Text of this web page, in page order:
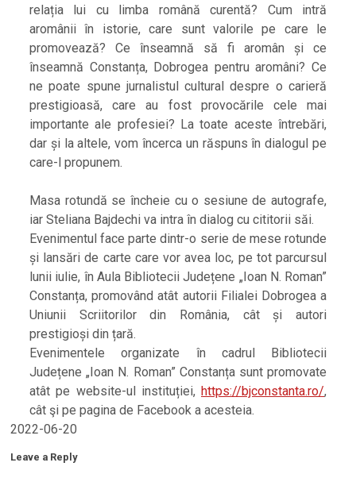
relația lui cu limba română curentă? Cum intră
aromânii în istorie, care sunt valorile pe care le
promovează? Ce înseamnă să fi aromân și ce
înseamnă Constanța, Dobrogea pentru aromâni? Ce
ne poate spune jurnalistul cultural despre o carieră
prestigioasă, care au fost provocările cele mai
importante ale profesiei? La toate aceste întrebări,
dar și la altele, vom încerca un răspuns în dialogul pe
care-l propunem.
Masa rotundă se încheie cu o sesiune de autografe,
iar Steliana Bajdechi va intra în dialog cu cititorii săi.
Evenimentul face parte dintr-o serie de mese rotunde
și lansări de carte care vor avea loc, pe tot parcursul
lunii iulie, în Aula Bibliotecii Județene „Ioan N. Roman”
Constanța, promovând atât autorii Filialei Dobrogea a
Uniunii Scriitorilor din România, cât și autori
prestigioși din țară.
Evenimentele organizate în cadrul Bibliotecii
Județene „Ioan N. Roman” Constanța sunt promovate
atât pe website-ul instituției, https://bjconstanta.ro/,
cât şi pe pagina de Facebook a acesteia.
2022-06-20
Leave a Reply